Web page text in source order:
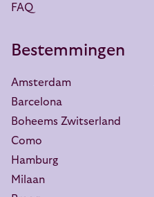
FAQ
Bestemmingen
Amsterdam
Barcelona
Boheems Zwitserland
Como
Hamburg
Milaan